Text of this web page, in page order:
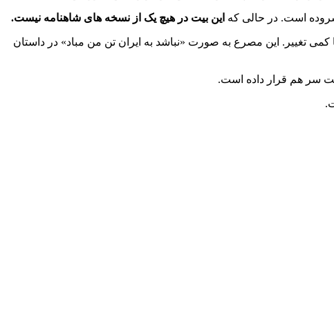
است. در حالی که این بیت در هیچ یک از نسخه های شاهنامه نیست.
تغییر. این مصرع به صورت «نباشد به ایران تن من مباد» در داستان
سر هم قرار داده است.